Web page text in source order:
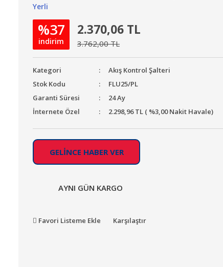
Yerli
%37
indirim
2.370,06 TL
3.762,00 TL
Kategori
Akış Kontrol Şalteri
Stok Kodu
FLU25/PL
Garanti Süresi
24 Ay
İnternete Özel
2.298,96 TL ( %3,00 Nakit Havale)
GELİNCE HABER VER
AYNI GÜN KARGO
Favori Listeme Ekle Karşılaştır